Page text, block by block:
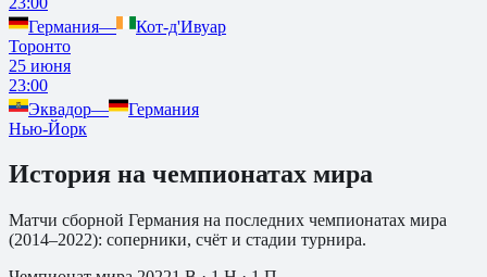
Германия—
Кот-д'Ивуар
Торонто
25 июня
23:00
Эквадор—
Германия
Нью-Йорк
История на чемпионатах мира
Матчи сборной Германия на последних чемпионатах мира
(2014–2022): соперники, счёт и стадии турнира.